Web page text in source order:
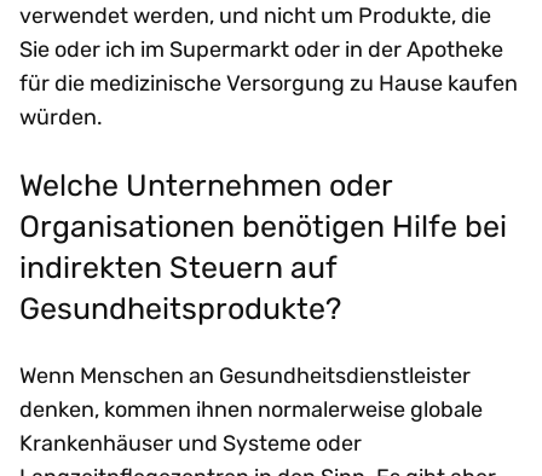
verwendet werden, und nicht um Produkte, die
Sie oder ich im Supermarkt oder in der Apotheke
für die medizinische Versorgung zu Hause kaufen
würden.
Welche Unternehmen oder
Organisationen benötigen Hilfe bei
indirekten Steuern auf
Gesundheitsprodukte?
Wenn Menschen an Gesundheitsdienstleister
denken, kommen ihnen normalerweise globale
Krankenhäuser und Systeme oder